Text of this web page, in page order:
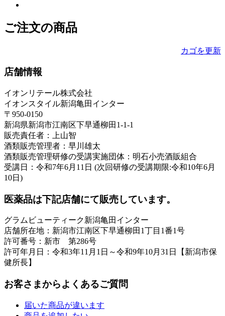
ご注文の商品
カゴを更新
店舗情報
イオンリテール株式会社
イオンスタイル新潟亀田インター
〒950-0150
新潟県新潟市江南区下早通柳田1-1-1
販売責任者：上山智
酒類販売管理者：早川雄太
酒類販売管理研修の受講実施団体：明石小売酒販組合
受講日：令和7年6月11日 (次回研修の受講期限:令和10年6月
10日)
医薬品は下記店舗にて販売しています。
グラムビューティーク新潟亀田インター
店舗所在地：新潟市江南区下早通柳田1丁目1番1号
許可番号：新市 第286号
許可年月日：令和3年11月1日～令和9年10月31日【新潟市保
健所長】
お客さまからよくあるご質問
届いた商品が違います